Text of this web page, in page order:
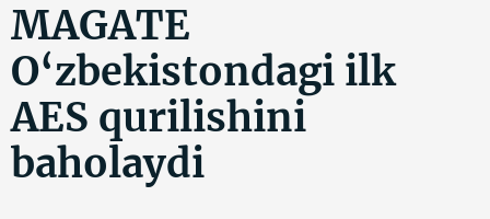
MAGATE
O‘zbekistondagi ilk
AES qurilishini
baholaydi